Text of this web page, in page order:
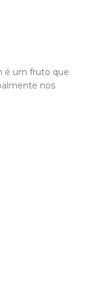
é um fruto que
nos